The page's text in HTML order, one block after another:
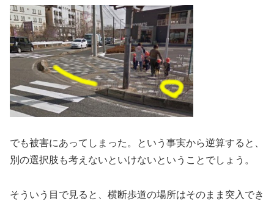
でも被害にあってしまった。という事実から逆算すると、
別の選択肢も考えないといけないということでしょう。
そういう目で見ると、横断歩道の場所はそのまま突入でき